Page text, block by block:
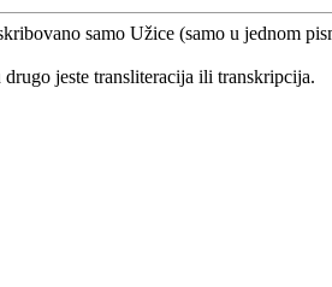
samo Užice (samo u jednom
jeste transliteracija ili transkripcija.